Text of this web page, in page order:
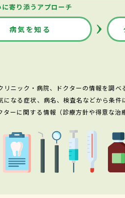
に寄り添うアプローチ
病気を知る
ニック・病院、ドクターの情報を調べ
なる症状、病名、検査名などから条件
ーに関する情報（診療方針や得意な治